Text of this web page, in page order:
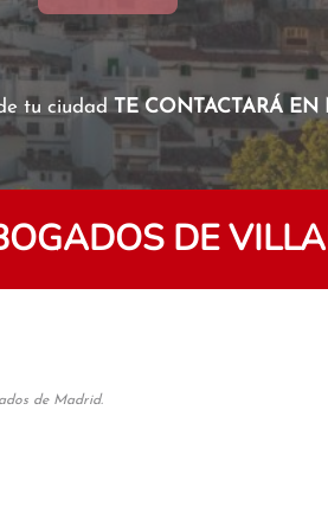
tu ciudad TE CONTACTARÁ EN
DE
de Madrid.